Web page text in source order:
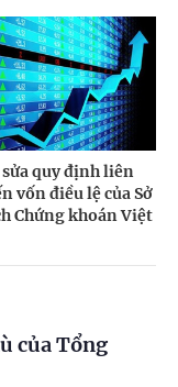
quy định liên
vốn điều lệ của Sở
Chứng khoán Việt
của Tổng